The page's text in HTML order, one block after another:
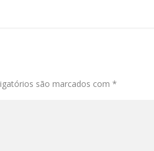
são marcados com*